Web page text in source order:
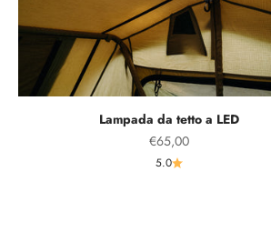
Lampada da tetto a LED
Prezzo scontato
€65,00
5.0